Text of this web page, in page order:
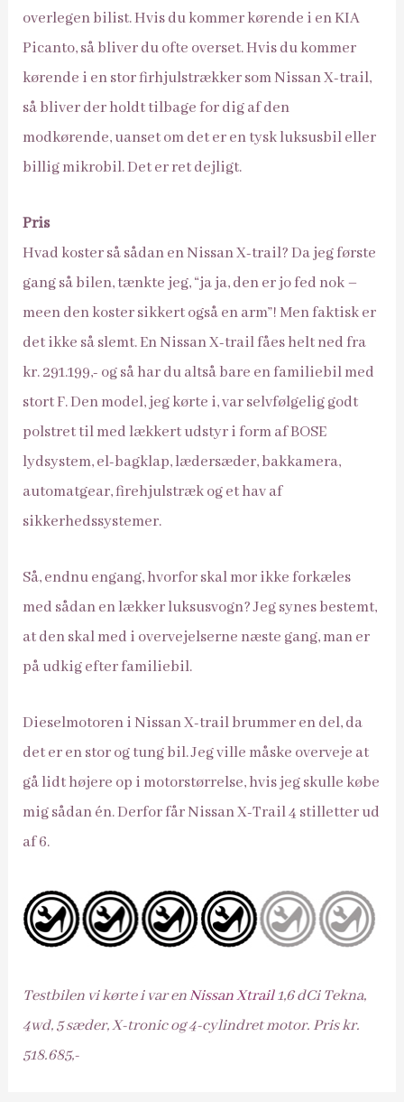
overlegen bilist. Hvis du kommer kørende i en KIA
Picanto, så bliver du ofte overset. Hvis du kommer
kørende i en stor firhjulstrækker som Nissan X-trail,
så bliver der holdt tilbage for dig af den
modkørende, uanset om det er en tysk luksusbil eller
billig mikrobil. Det er ret dejligt.
Pris
Hvad koster så sådan en Nissan X-trail? Da jeg første
gang så bilen, tænkte jeg, “ja ja, den er jo fed nok –
meen den koster sikkert også en arm”! Men faktisk er
det ikke så slemt. En Nissan X-trail fåes helt ned fra
kr. 291.199,- og så har du altså bare en familiebil med
stort F. Den model, jeg kørte i, var selvfølgelig godt
polstret til med lækkert udstyr i form af BOSE
lydsystem, el-bagklap, lædersæder, bakkamera,
automatgear, firehjulstræk og et hav af
sikkerhedssystemer.
Så, endnu engang, hvorfor skal mor ikke forkæles
med sådan en lækker luksusvogn? Jeg synes bestemt,
at den skal med i overvejelserne næste gang, man er
på udkig efter familiebil.
Dieselmotoren i Nissan X-trail brummer en del, da
det er en stor og tung bil. Jeg ville måske overveje at
gå lidt højere op i motorstørrelse, hvis jeg skulle købe
mig sådan én. Derfor får Nissan X-Trail 4 stilletter ud
af 6.
Testbilen vi kørte i var enNissan Xtrail1,6 dCi Tekna,
4wd, 5 sæder, X-tronic og 4-cylindret motor. Pris kr.
518.685,-